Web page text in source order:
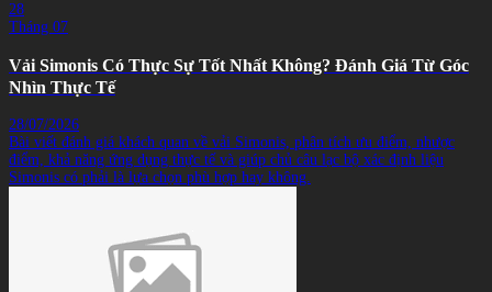
28
Tháng 07
Vải Simonis Có Thực Sự Tốt Nhất Không? Đánh Giá Từ Góc
Nhìn Thực Tế
28/07/2026
Bài viết đánh giá khách quan về vải Simonis, phân tích ưu điểm, nhược
điểm, khả năng ứng dụng thực tế và giúp chủ câu lạc bộ xác định liệu
Simonis có phải là lựa chọn phù hợp hay không.